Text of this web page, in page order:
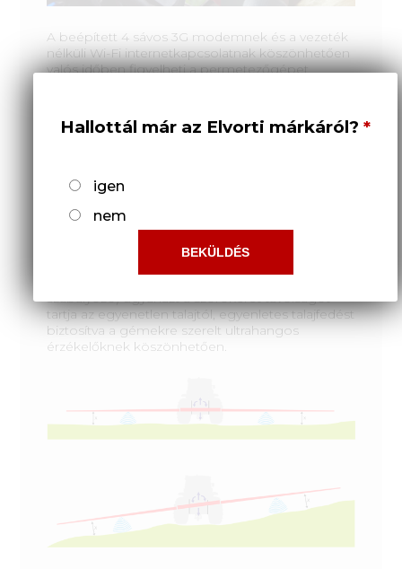
A beépített 4 sávos 3G modemnek és a vezeték
nélküli Wi-Fi internetkapcsolatnak köszönhetően
valós időben figyelheti a permetezőgépet
szabályozó) ugyanazt a szórókeret távolságot
tartja az egyenetlen talajtól, egyenletes talajfedést
biztosítva a gémekre szerelt ultrahangos
érzékelőknek köszönhetően.
Hallottál már az Elvorti márkáról?
igen
nem